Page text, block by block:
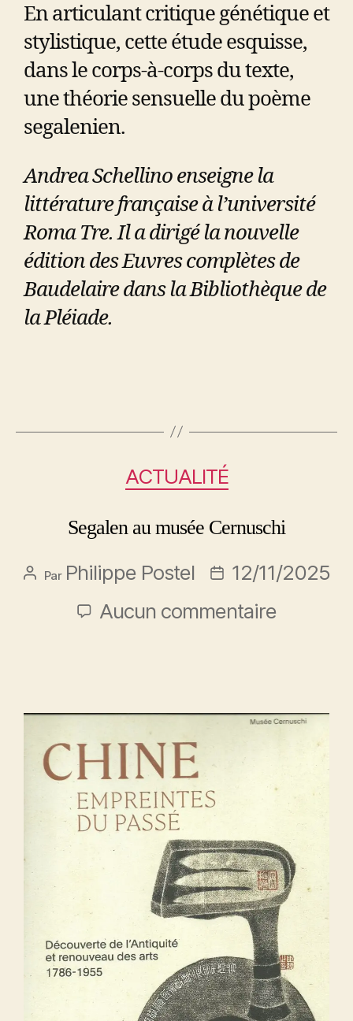
En articulant critique génétique et
stylistique, cette étude esquisse,
dans le corps-à-corps du texte,
une théorie sensuelle du poème
segalenien.
Andrea Schellino enseigne la
littérature française à l’université
Roma Tre. Il a dirigé la nouvelle
édition des Euvres complètes de
Baudelaire dans la Bibliothèque de
la Pléiade.
ACTUALITÉ
Segalen au musée Cernuschi
Par Philippe Postel
12/11/2025
Aucun commentaire